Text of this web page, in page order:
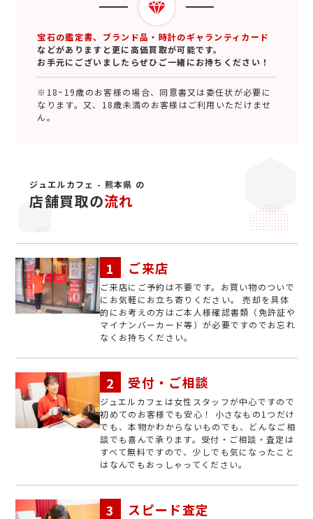
宝石の鑑定書、ブランド品・時計のギャランティカード
などがありますと更に高価買取が可能です。
お手元にございましたらぜひご一緒にお持ちください！
※18~19歳のお客様の場合、同意書又は委任状が必要に
なります。又、18歳未満のお客様はご利用いただけませ
ん。
ジュエルカフェ - 熊本県 の
店舗買取の流れ
ご来店
ご来店にご予約は不要です。お買い物のついで
にお気軽にお立ち寄りください。 売却を具体
的にお考えの方はご本人様確認書類（免許証や
マイナンバーカード等）が必要ですのでお忘れ
なくお持ちください。
受付・ご相談
ジュエルカフェは女性スタッフが中心ですので
初めてのお客様でも安心！ 小さなもの1つだけ
でも、本物かわからないものでも、どんなご相
談でも喜んで承ります。受付・ご相談・査定は
すべて無料ですので、少しでも気になったこと
はなんでもおっしゃってください。
スピード査定